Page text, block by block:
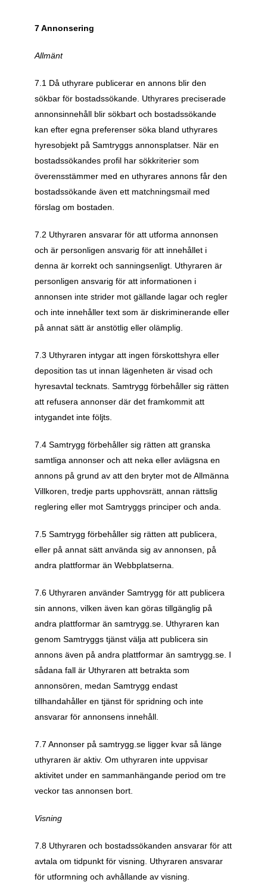
7 Annonsering
Allmänt
7.1 Då uthyrare publicerar en annons blir den
sökbar för bostadssökande. Uthyrares preciserade
annonsinnehåll blir sökbart och bostadssökande
kan efter egna preferenser söka bland uthyrares
hyresobjekt på Samtryggs annonsplatser. När en
bostadssökandes profil har sökkriterier som
överensstämmer med en uthyrares annons får den
bostadssökande även ett matchningsmail med
förslag om bostaden.
7.2 Uthyraren ansvarar för att utforma annonsen
och är personligen ansvarig för att innehållet i
denna är korrekt och sanningsenligt. Uthyraren är
personligen ansvarig för att informationen i
annonsen inte strider mot gällande lagar och regler
och inte innehåller text som är diskriminerande eller
på annat sätt är anstötlig eller olämplig.
7.3 Uthyraren intygar att ingen förskottshyra eller
deposition tas ut innan lägenheten är visad och
hyresavtal tecknats. Samtrygg förbehåller sig rätten
att refusera annonser där det framkommit att
intygandet inte följts.
7.4 Samtrygg förbehåller sig rätten att granska
samtliga annonser och att neka eller avlägsna en
annons på grund av att den bryter mot de Allmänna
Villkoren, tredje parts upphovsrätt, annan rättslig
reglering eller mot Samtryggs principer och anda.
7.5 Samtrygg förbehåller sig rätten att publicera,
eller på annat sätt använda sig av annonsen, på
andra plattformar än Webbplatserna.
7.6 Uthyraren använder Samtrygg för att publicera
sin annons, vilken även kan göras tillgänglig på
andra plattformar än samtrygg.se. Uthyraren kan
genom Samtryggs tjänst välja att publicera sin
annons även på andra plattformar än samtrygg.se. I
sådana fall är Uthyraren att betrakta som
annonsören, medan Samtrygg endast
tillhandahåller en tjänst för spridning och inte
ansvarar för annonsens innehåll.
7.7 Annonser på samtrygg.se ligger kvar så länge
uthyraren är aktiv. Om uthyraren inte uppvisar
aktivitet under en sammanhängande period om tre
veckor tas annonsen bort.
Visning
7.8 Uthyraren och bostadssökanden ansvarar för att
avtala om tidpunkt för visning. Uthyraren ansvarar
för utformning och avhållande av visning.